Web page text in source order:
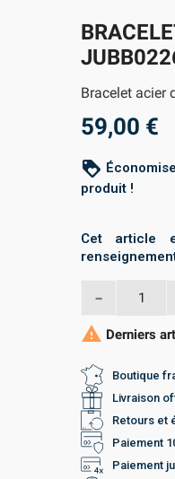
Bracelet acier
59,00 €
loyalty
produit !
Cet article
 Derniers
Boutique
Livraison
Retours et
Paiement
Paiement